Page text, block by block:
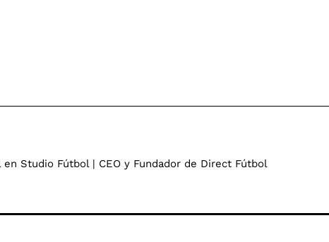
Studio Fútbol | CEO y Fundador de Direct Fútbol